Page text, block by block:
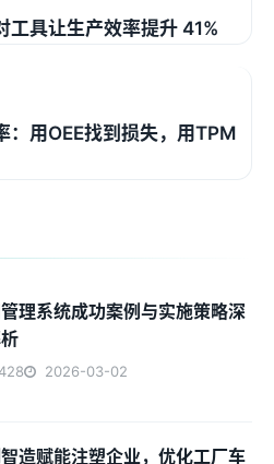
工具让生产效率提升 41%
：用OEE找到损失，用TPM
理系统成功案例与实施策略深
2026-03-02
造赋能注塑企业，优化工厂车